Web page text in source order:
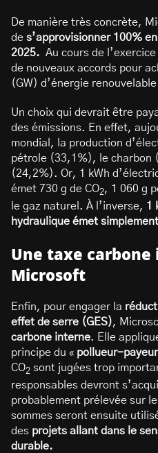
De manière très concrète,
de s’approvisionner 100%
2025. Au cours de
de nouveaux accords pour
(GW) d’énergie
Un choix qui devrait être
des émissions. En effet,
mondial, la production
pétrole (33,1%), le charbon
(24,2%). Or, 1 kWh
émet 730 g de CO2, 1 060 g
le gaz naturel. À l’inverse, 1
hydraulique émet
Une taxe carbone
Microsoft
Enfin, pour engager la
effet de serre (GES),
carbone interne. Elle
principe du « pollueur-payeur
CO2 sont jugées trop
responsables devront
probablement prélevée sur
sommes seront ensuite
des projets allant dans le
durable.